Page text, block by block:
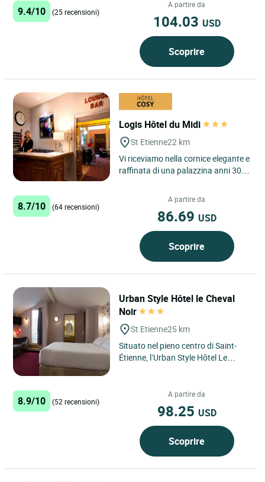
uniscono natura, comfort...
9.4/10 (25 recensioni)
A partire da
104.03 USD
Scoprire
Logis Hôtel du Midi
St Etienne22 km
Vi riceviamo nella cornice elegante e
raffinata di una palazzina anni 30,
8.7/10 (64 recensioni)
A partire da
86.69 USD
Scoprire
Urban Style Hôtel le Cheval
Noir
St Etienne25 km
Situato nel pieno centro di Saint-
Étienne, l’Urban Style Hôtel Le
8.9/10 (52 recensioni)
A partire da
98.25 USD
Scoprire